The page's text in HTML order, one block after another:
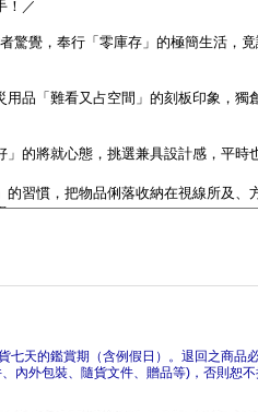
天的鑑賞期（含例假日）。退回之商品
內外包裝、隨貨文件、贈品等)，否則恕不